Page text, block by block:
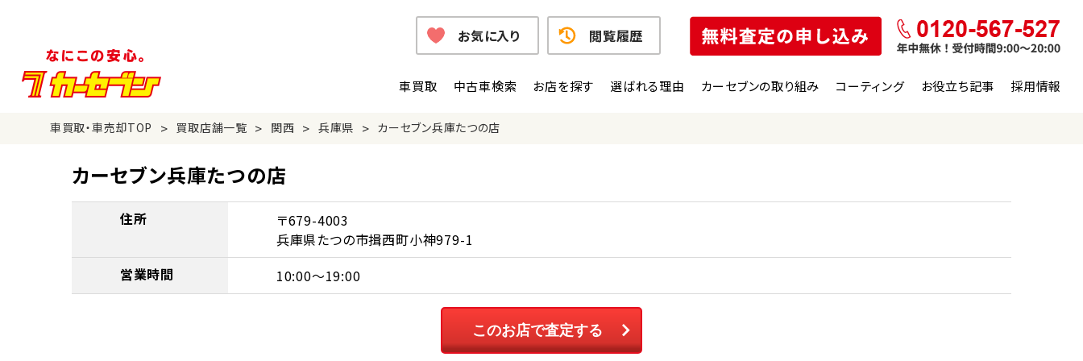
車買取 中古車検索 お店を探す 選ばれる理由 カーセブンの取り組み コーティング お役立ち記事 採用情報
お気に入り 閲覧履歴
車買取・車売却TOP > 買取店舗一覧 > 関西 > 兵庫県 > カーセブン兵庫たつの店
カーセブン兵庫たつの店
住所
〒679-4003
兵庫県たつの市揖西町小神979-1
営業時間
10:00～19:00
このお店で査定する